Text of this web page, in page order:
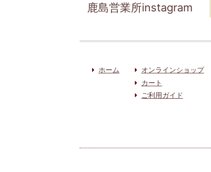
鹿島営業所instagram
ホーム
オンラインショップ
カート
ご利用ガイド